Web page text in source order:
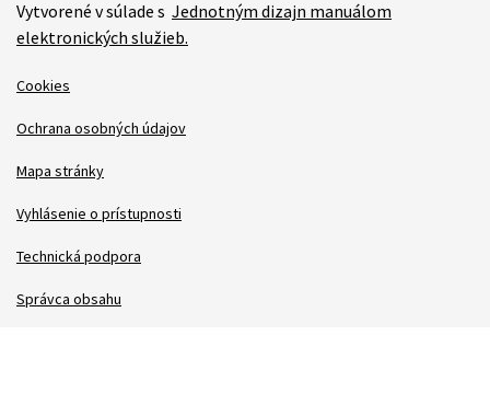
Vytvorené v súlade s Jednotným dizajn manuálom
elektronických služieb.
Cookies
Ochrana osobných údajov
Mapa stránky
Vyhlásenie o prístupnosti
Technická podpora
Správca obsahu